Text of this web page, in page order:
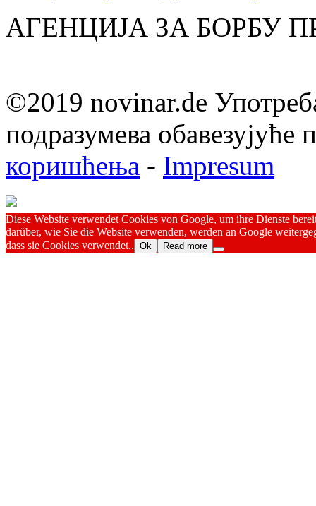
АГЕНЦИЈА ЗА БОРБУ
©2019 novinar.de
подразумева обавезујуће
коришћења - Impresum
Diese Website verwendet Cookies von Google, um ihre Dienste
darüber, wie Sie die Website verwenden, werden an Google
dass sie Cookies verwendet.. Ok Read more